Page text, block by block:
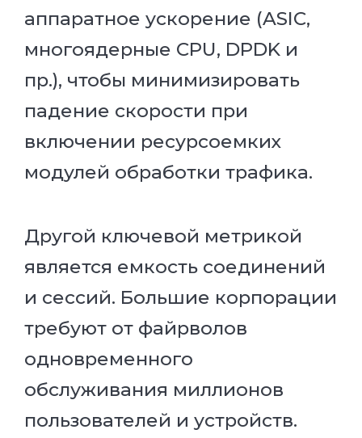
аппаратное ускорение (ASIC,
многоядерные CPU, DPDK и
пр.), чтобы минимизировать
падение скорости при
включении ресурсоемких
модулей обработки трафика.
Другой ключевой метрикой
является емкость соединений
и сессий. Большие корпорации
требуют от файрволов
одновременного
обслуживания миллионов
пользователей и устройств.